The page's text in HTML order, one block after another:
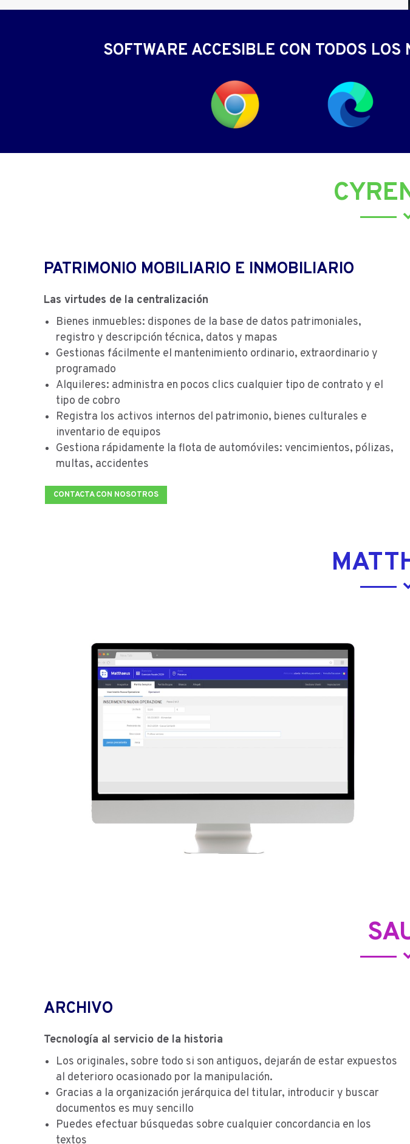
SOFTWARE ACCESIBLE CON TODOS
PATRIMONIO MOBILIARIO E INMOBILIARIO
Las virtudes de la centralización
Bienes inmuebles: dispones de la base de datos patrimoniales,
registro y descripción técnica, datos y mapas
Gestionas fácilmente el mantenimiento ordinario, extraordinario y
programado
Alquileres: administra en pocos clics cualquier tipo de contrato y el
tipo de cobro
Registra los activos internos del patrimonio, bienes culturales e
inventario de equipos
Gestiona rápidamente la flota de automóviles: vencimientos, pólizas,
multas, accidentes
CONTACTA CON NOSOTROS
ARCHIVO
Tecnología al servicio de la historia
Los originales, sobre todo si son antiguos, dejarán de estar expuestos
al deterioro ocasionado por la manipulación.
Gracias a la organización jerárquica del titular, introducir y buscar
documentos es muy sencillo
Puedes efectuar búsquedas sobre cualquier concordancia en los
textos